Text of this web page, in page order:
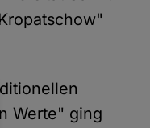
Werte" ging